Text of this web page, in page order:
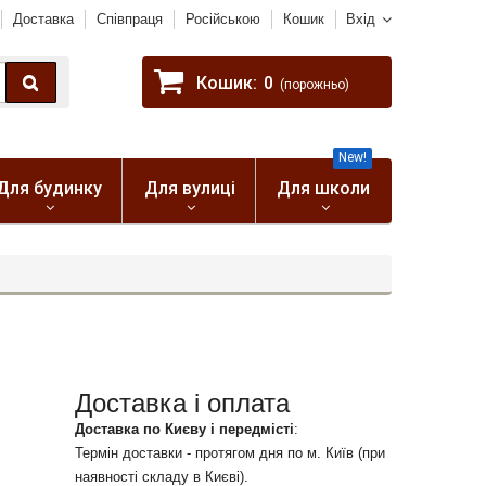
Вхід
Доставка Співпраця Російською Кошик
Кошик: 0 (порожньо)
будинку Для вулиці Для школи
New!
Доставка і оплата
Доставка по Києву і передмісті:
Термін доставки - протягом дня по м. Київ (при
наявності складу в Києві).